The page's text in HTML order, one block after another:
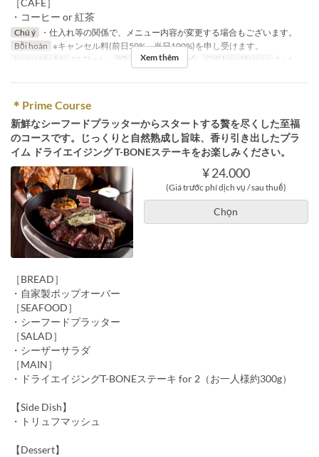
［CAFE］
・コーヒー or 紅茶
Chú ý
・仕入れ等の関係で、メニュー内容が変更する場合もございます。
Bồi hoàn ※キャンセル料(前日50%、当日100%)を申し受けます。
Ngày Hiệu lực
08 Thg 6 ~ Bữa Bữa trưa, Bữa tối Giới hạn dặt món 2 ~ 6
Xem thêm
＊Prime Course
新鮮なシーフードプラッターからスタートする贅を尽くした至福
のコースです。じっくりと自然熟成し旨味、香り引き出したプラ
イム ドライエイジング T-BONEステーキをお楽しみください。
¥ 24.000
(Giá trước phí dịch vụ / sau thuế)
Chọn
［BREAD］
・自家製ポップオーバー
［SEAFOOD］
・シーフードプラッター
［SALAD］
・シーザーサラダ
［MAIN］
・ドライエイジングT-BONEステーキ for 2（お一人様約300g）
【Side Dish】
・トリュフマッシュ
【Dessert】